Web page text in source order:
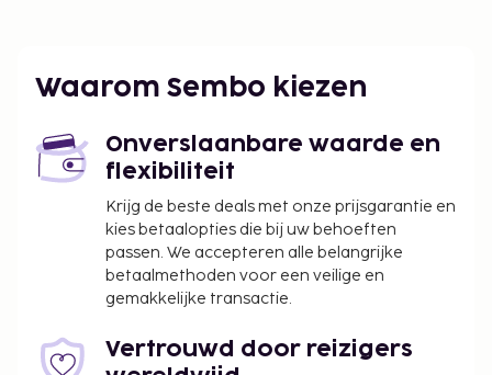
Waarom Sembo kiezen
Onverslaanbare waarde en
flexibiliteit
Krijg de beste deals met onze prijsgarantie en
kies betaalopties die bij uw behoeften
passen. We accepteren alle belangrijke
betaalmethoden voor een veilige en
gemakkelijke transactie.
Vertrouwd door reizigers